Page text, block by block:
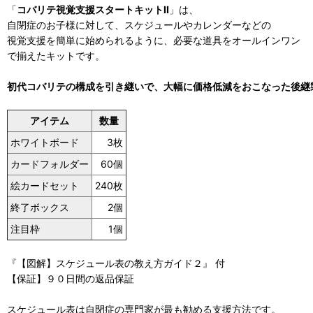
「コバリテ視覚支援スタートキットII 」は、
自閉症のお子様に対して、スケジュールやカレンダーなどの
視覚支援を簡単に始められるように、必要な道具をオールインワン
で揃えたキットです。
初代コバリテの構成を引き継いで、大幅に価格低減をおこなった後継
アイテム
数量
ホワイトボード
3枚
カードフォルダー
60個
絵カードセット
240枚
終了ボックス
2個
注目枠
1個
『【図解】スケジュール表の教え方ガイド２』 付
【保証】９０日間の返品保証
スケジュール表は自閉症の専門家が最も勧める支援方法です。